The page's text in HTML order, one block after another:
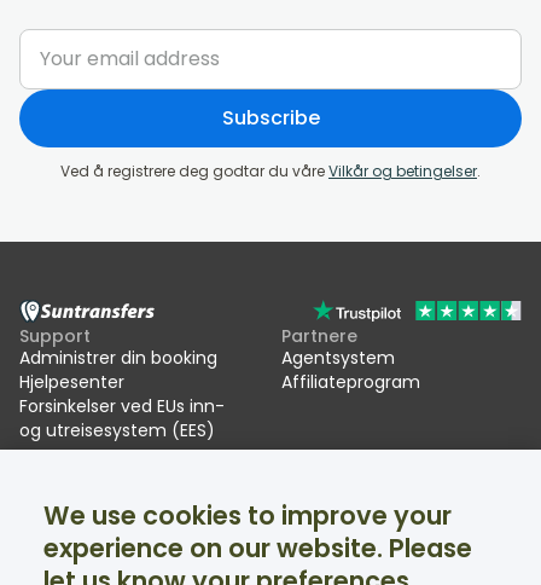
Subscribe
Ved å registrere deg godtar du våreVilkår og betingelser.
Support
Administrer din booking
Hjelpesenter
Forsinkelser ved EUs inn-
og utreisesystem (EES)
Partnere
Agentsystem
Affiliateprogram
Om oss
Vurderinger
Transport i skiferien
Facebook
Twitter
We use cookies to improve your
experience on our website. Please